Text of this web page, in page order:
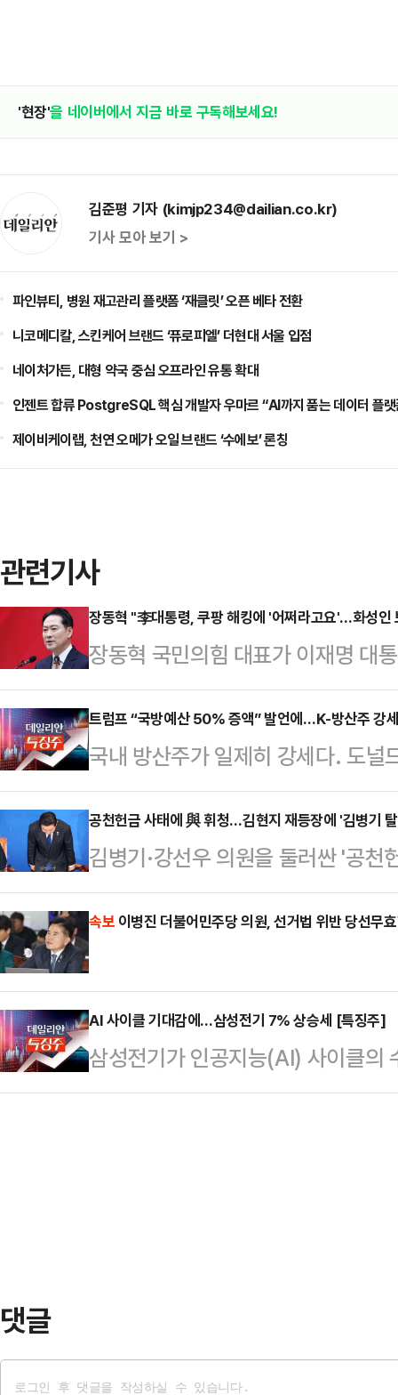
'현장'을 네이버에서 지금 바로 구독해보세요!
김준평 기자 (kimjp234@dailian.co.kr)
기사 모아 보기 >
파인뷰티, 병원 재고관리 플랫폼 ‘재클릿’ 오픈 베타 전환
니코메디칼, 스킨케어 브랜드 ‘퓨로피엘’ 더현대 서울 입점
네이처가든, 대형 약국 중심 오프라인 유통 확대
인젠트 합류 PostgreSQL 핵심 개발자 우마르 “AI까지 품는 데이터 플랫
제이비케이랩, 천연 오메가 오일 브랜드 ‘수에보’ 론칭
관련기사
장동혁 "李대통령, 쿠팡 해킹에 '어쩌라고요'…화성인
장동혁 국민의힘 대표가 이재명 대
언급하며 "대한민국 대통령이 아니
동혁 대표는 8일 국회에서 열린 최
은 쿠팡 해킹 사태를 묻는 기자 질
국민 3700만명의 개인정보가 중국
하고 중국을 미워하면 안된다는 게
다.앞서 이 대통령은 지난 7일 중국
의 그 범죄 행위자…
트럼프 “국방예산 50% 증액” 발언에…K-방산주 강
국내 방산주가 일제히 강세다. 도널
예산을 1조5000억 달러로 확대하
르면 이날 오전 10시 18분 현재 한
8.22%(8만3000원) 오른 109만
넥스원(6.84%)·현대로템
트럼프 대통령의 미국 국방 예산 확
산을 …
공천헌금 사태에 與 휘청…김현지 재등장에 '김병기
김병기·강선우 의원을 둘러싼 '공
민주당을 강타했다. 정치권 전반의
진 탈당한 강 의원과 달리 김 의원
지 청와대 제1부속실장에 전달됐다
선 김 의원의 '거취결단'을 요구하
정치권에 따르면 김 의원은 강 의원
재 10여 건이 …
속보 이병진 더불어민주당 의원, 선거법 위반 당선무
AI 사이클 기대감에…삼성전기 7% 상승세 [특징주]
삼성전기가 인공지능(AI) 사이클의
주가가 우상향하고 있다.한국거래
댓글